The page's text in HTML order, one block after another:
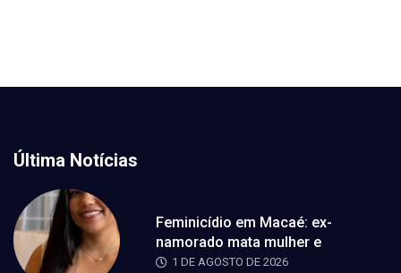
Última Notícias
Feminicídio em Macaé: ex-
namorado mata mulher e
1 DE AGOSTO DE 2026